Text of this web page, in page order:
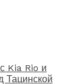
Kia Rio и
Тацинской